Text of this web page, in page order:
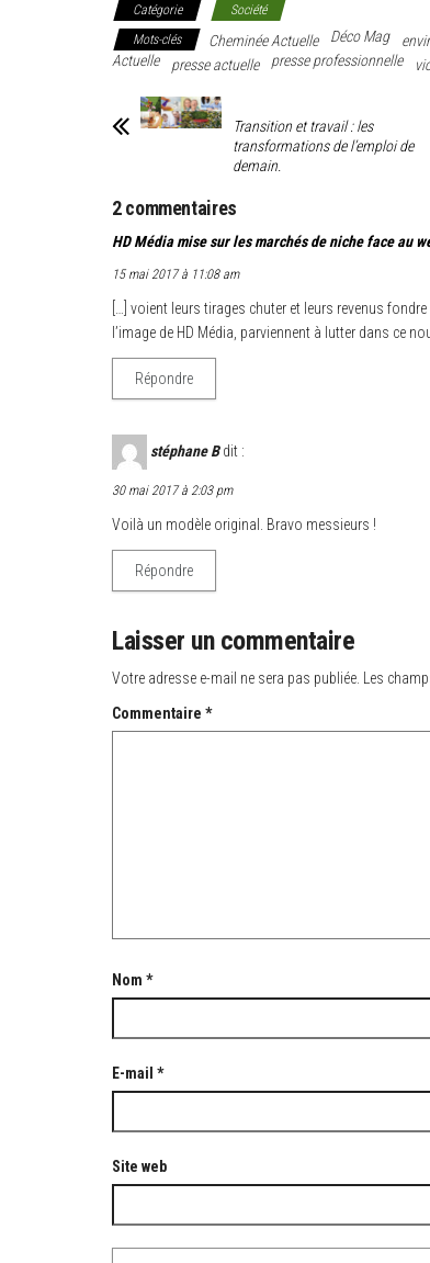
Catégorie
Société
Mots-clés
Cheminée Actuelle Déco Mag
Actuelle
presse actuelle presse professionnelle
Transition et travail : les
transformations de l’emploi de
demain.
2 commentaires
HD Média mise sur les marchés de niche face au
15 mai 2017 à 11:08 am
[…] voient leurs tirages chuter et leurs revenus
l’image de HD Média, parviennent à lutter dans ce
Répondre
stéphane B dit :
30 mai 2017 à 2:03 pm
Voilà un modèle original. Bravo messieurs !
Répondre
Laisser un commentaire
Votre adresse e-mail ne sera pas publiée. Les
Commentaire *
Nom *
E-mail *
Site web